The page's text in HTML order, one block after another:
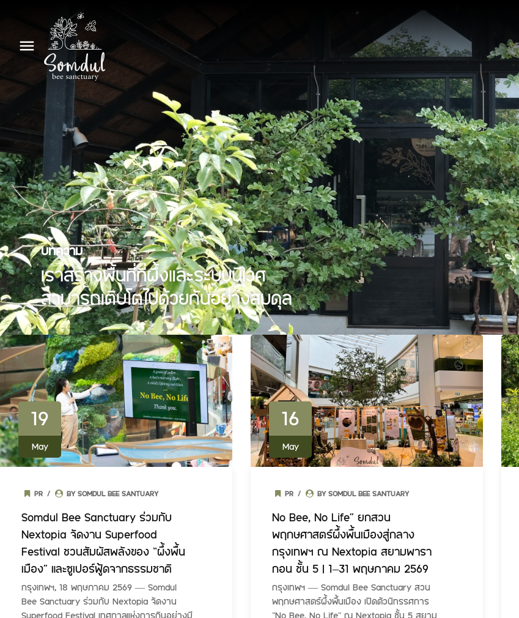
บทความ
เราสร้างพื้นที่ที่ผึ้งและระบบนิเวศ
สามารถเติบโตไปด้วยกันอย่างสมดุล
19
May
PR BY SOMDUL BEE SANTUARY
Somdul Bee Sanctuary ร่วมกับ
Nextopia จัดงาน Superfood
Festival ชวนสัมผัสพลังของ “ผึ้งพื้น
เมือง” และซูเปอร์ฟู้ดจากธรรมชาติ
กรุงเทพฯ, 18 พฤษภาคม 2569 — Somdul
Bee Sanctuary ร่วมกับ Nextopia จัดงาน
16
May
PR BY SOMDUL BEE SANTUARY
No Bee, No Life” ยกสวน
พฤกษศาสตร์ผึ้งพื้นเมืองสู่กลาง
กรุงเทพฯ ณ Nextopia สยามพารา
กอน ชั้น 5 | 1–31 พฤษภาคม 2569
กรุงเทพฯ — Somdul Bee Sanctuary สวน
พฤกษศาสตร์ผึ้งพื้นเมือง เปิดตัวนิทรรศการ